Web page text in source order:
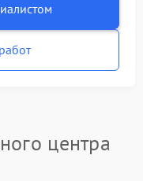
центра